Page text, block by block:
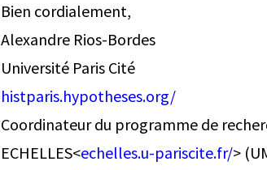
Bien cordialement,
Alexandre Rios-Bordes
Université Paris Cité
histparis.hypotheses.org/
Coordinateur du programme de
ECHELLES<echelles.u-pariscite.fr/>